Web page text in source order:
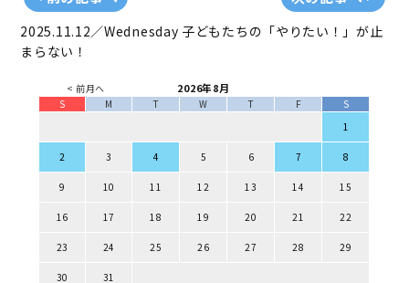
2025.11.12／Wednesday 子どもたちの「やりたい！」が止
まらない！
< 前月へ 2026年8月
S M T W T F
S
1
2 3 4 5 6 7 8
9 10 11 12 13 14 15
16 17 18 19 20 21 22
23 24 25 26 27 28 29
30 31